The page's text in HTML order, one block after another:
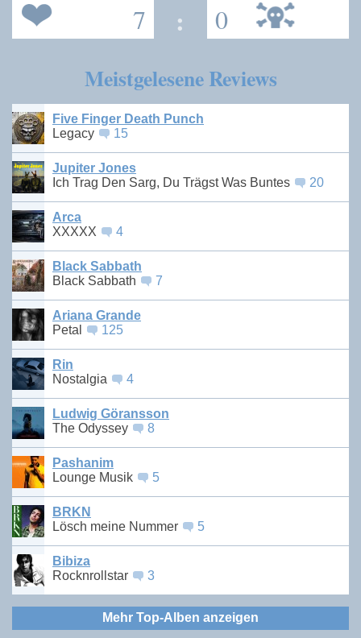
7 : 0
Meistgelesene Reviews
Five Finger Death Punch
Legacy
15
Jupiter Jones
Ich Trag Den Sarg, Du Trägst Was Buntes
20
Arca
XXXXX
4
Black Sabbath
Black Sabbath
7
Ariana Grande
Petal
125
Rin
Nostalgia
4
Ludwig Göransson
The Odyssey
8
Pashanim
Lounge Musik
5
BRKN
Lösch meine Nummer
5
Bibiza
Rocknrollstar
3
Mehr Top-Alben anzeigen